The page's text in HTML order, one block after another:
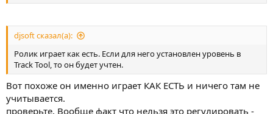
djsoft сказал(а):
Ролик играет как есть. Если для него установлен уровень в
Track Tool, то он будет учтен.
Вот похоже он именно играет КАК ЕСТЬ и ничего там не
учитывается.
проверьте. Вообще факт что нельзя это регулировать -